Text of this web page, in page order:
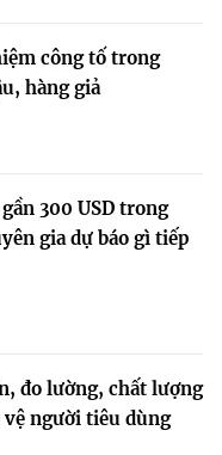
công tố trong
hàng giả
300 USD trong
gia dự báo gì tiếp
đo lường, chất lượng
vệ người tiêu dùng